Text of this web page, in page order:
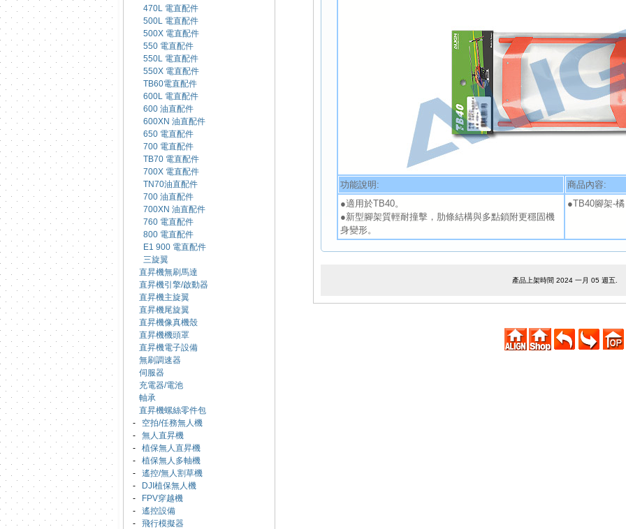
470L 電直配件
500L 電直配件
500X 電直配件
550 電直配件
550L 電直配件
550X 電直配件
TB60電直配件
600L 電直配件
600 油直配件
600XN 油直配件
650 電直配件
700 電直配件
TB70 電直配件
700X 電直配件
TN70油直配件
700 油直配件
700XN 油直配件
760 電直配件
800 電直配件
E1 900 電直配件
三旋翼
直昇機無刷馬達
直昇機引擎/啟動器
直昇機主旋翼
直昇機尾旋翼
直昇機像真機殼
直昇機機頭罩
直昇機電子設備
無刷調速器
伺服器
充電器/電池
軸承
直昇機螺絲零件包
- 空拍/任務無人機
- 無人直昇機
- 植保無人直昇機
- 植保無人多軸機
- 遙控/無人割草機
-
DJI植保無人機
-
FPV穿越機
- 遙控設備
- 飛行模擬器
功能說明:
商品內容:
●適用於TB40。
●新型腳架質輕耐撞擊，肋條結構與多點鎖附更穩固機
身變形。
●TB40腳架-
產品上架時間 2024 一月 05 週五.